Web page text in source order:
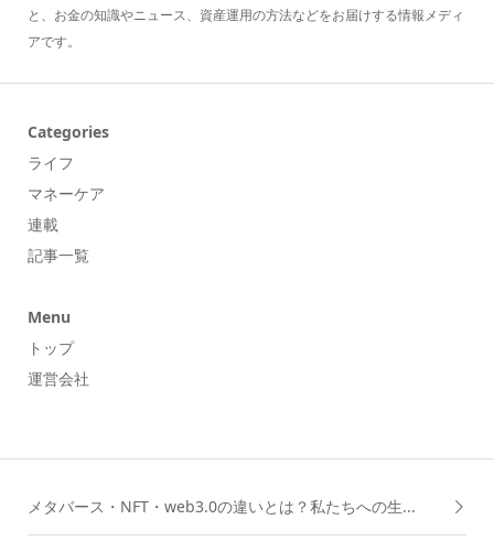
と、お金の知識やニュース、資産運用の方法などをお届けする情報メディ
アです。
Categories
ライフ
マネーケア
連載
記事一覧
Menu
トップ
運営会社
メタバース・NFT・web3.0の違いとは？私たちへの生...